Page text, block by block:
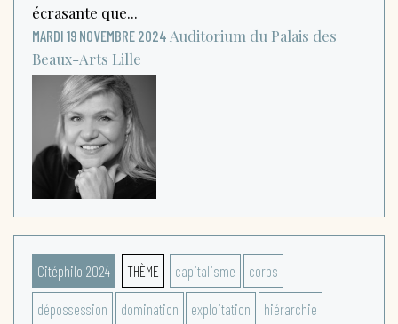
écrasante que...
MARDI 19 NOVEMBRE 2024 Auditorium du Palais des
Beaux-Arts Lille
Citéphilo 2024 THÈME capitalisme corps
dépossession domination exploitation hiérarchie